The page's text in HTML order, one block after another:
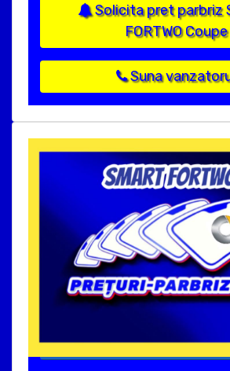
Solicita pret parbriz
FORTWO Coupe
Suna